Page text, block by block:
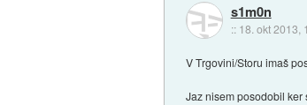
s1m0n
:: 18. okt 2013,
V Trgovini/Storu imaš
Jaz nisem posodobil ker